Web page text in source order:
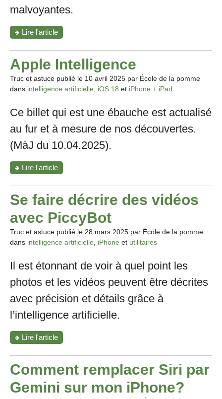
malvoyantes.
Lire l'article"HelpUSee,
Sois
mes
yeux,
hors
ligne:
Aider
ceux
ne
pas
voir
monde"
Apple Intelligence
Truc et astuce publié le 10 avril 2025 par École de la pomme
dans intelligence artificielle iOS 18 et iPhone + iPad
Ce billet qui est une ébauche est actualisé
au fur et à mesure de nos découvertes.
(MàJ du 10.04.2025).
Lire l'article"Apple
Intelligence"
Se faire décrire des vidéos
avec PiccyBot
Truc et astuce publié le 28 mars 2025 par École de la pomme
dans intelligence artificielle iPhone et utilitaires
Il est étonnant de voir à quel point les
photos et les vidéos peuvent être décrites
avec précision et détails grâce à
l’intelligence artificielle.
Lire l'article"Se
faire
décrire
vidéos
avec
PiccyBot"
Comment remplacer Siri par
Gemini sur mon iPhone?